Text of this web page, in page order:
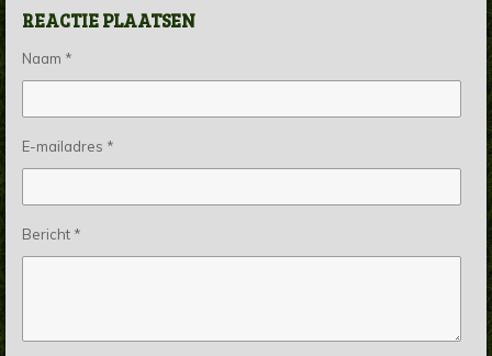
REACTIE PLAATSEN
Naam *
E-mailadres *
Bericht *